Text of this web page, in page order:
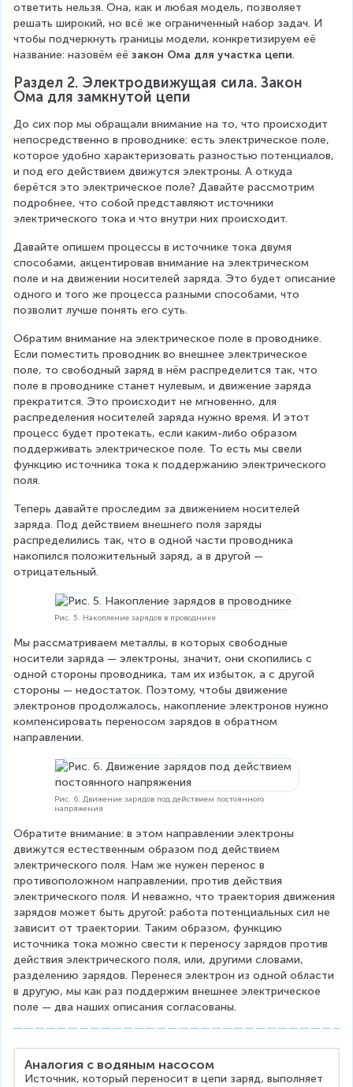
ответить нельзя. Она, как и любая модель, позволяет
решать широкий, но всё же ограниченный набор задач. И
чтобы подчеркнуть границы модели, конкретизируем её
название: назовём её закон Ома для участка цепи.
Раздел 2. Электродвижущая сила. Закон
Ома для замкнутой цепи
До сих пор мы обращали внимание на то, что происходит
непосредственно в проводнике: есть электрическое поле,
которое удобно характеризовать разностью потенциалов,
и под его действием движутся электроны. А откуда
берётся это электрическое поле? Давайте рассмотрим
подробнее, что собой представляют источники
электрического тока и что внутри них происходит.
Давайте опишем процессы в источнике тока двумя
способами, акцентировав внимание на электрическом
поле и на движении носителей заряда. Это будет описание
одного и того же процесса разными способами, что
позволит лучше понять его суть.
Обратим внимание на электрическое поле в проводнике.
Если поместить проводник во внешнее электрическое
поле, то свободный заряд в нём распределится так, что
поле в проводнике станет нулевым, и движение заряда
прекратится. Это происходит не мгновенно, для
распределения носителей заряда нужно время. И этот
процесс будет протекать, если каким-либо образом
поддерживать электрическое поле. То есть мы свели
функцию источника тока к поддержанию электрического
поля.
Теперь давайте проследим за движением носителей
заряда. Под действием внешнего поля заряды
распределились так, что в одной части проводника
накопился положительный заряд, а в другой —
отрицательный.
Рис. 5. Накопление зарядов в проводнике
Мы рассматриваем металлы, в которых свободные
носители заряда — электроны, значит, они скопились с
одной стороны проводника, там их избыток, а с другой
стороны — недостаток. Поэтому, чтобы движение
электронов продолжалось, накопление электронов нужно
компенсировать переносом зарядов в обратном
направлении.
Рис. 6. Движение зарядов под действием постоянного
напряжения
Обратите внимание: в этом направлении электроны
движутся естественным образом под действием
электрического поля. Нам же нужен перенос в
противоположном направлении, против действия
электрического поля. И неважно, что траектория движения
зарядов может быть другой: работа потенциальных сил не
зависит от траектории. Таким образом, функцию
источника тока можно свести к переносу зарядов против
действия электрического поля, или, другими словами,
разделению зарядов. Перенеся электрон из одной области
в другую, мы как раз поддержим внешнее электрическое
поле — два наших описания согласованы.
Аналогия с водяным насосом
Источник, который переносит в цепи заряд, выполняет